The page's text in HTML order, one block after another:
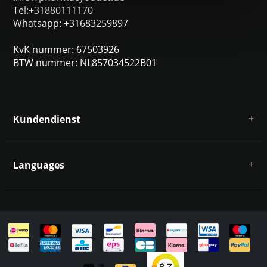
Tel:+31880111170
Whatsapp: +31683259897
KvK nummer: 67503926
BTW nummer: NL857034522B01
Kundendienst
Haftungsausschluss und Datenschutz
Sitemap
Languages
English